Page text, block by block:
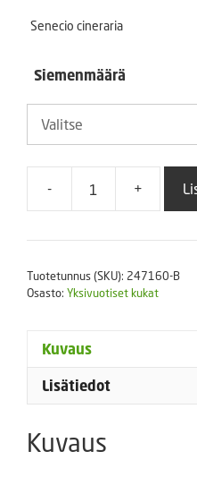
Senecio cineraria
Siemenmäärä
-
Look
+
Tuotetunnus (SKU): 247160-B
Osasto: Yksivuotiset kukat
Kuvaus
Lisätiedot
Kuvaus